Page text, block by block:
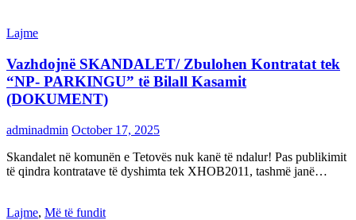
Lajme
Vazhdojnë SKANDALET/ Zbulohen Kontratat tek
“NP- PARKINGU” të Bilall Kasamit
(DOKUMENT)
adminadmin October 17, 2025
Skandalet në komunën e Tetovës nuk kanë të ndalur! Pas publikimit
të qindra kontratave të dyshimta tek XHOB2011, tashmë janë…
Lajme, Më të fundit